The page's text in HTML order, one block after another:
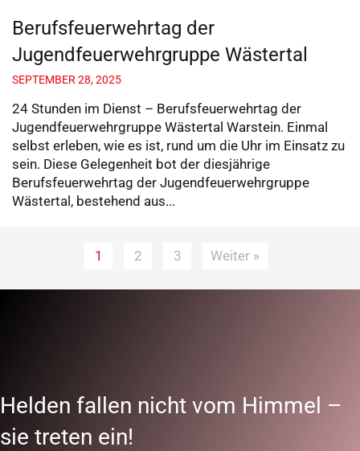
Berufsfeuerwehrtag der
Jugendfeuerwehrgruppe Wästertal
SEPTEMBER 28, 2025
24 Stunden im Dienst – Berufsfeuerwehrtag der
Jugendfeuerwehrgruppe Wästertal Warstein. Einmal
selbst erleben, wie es ist, rund um die Uhr im Einsatz zu
sein. Diese Gelegenheit bot der diesjährige
Berufsfeuerwehrtag der Jugendfeuerwehrgruppe
Wästertal, bestehend aus...
1 2 3 Weiter »
Helden fallen nicht vom Himmel –
sie treten ein!